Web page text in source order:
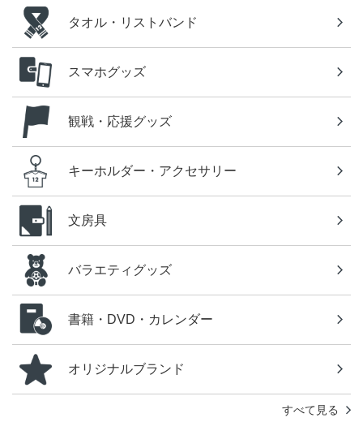
タオル・リストバンド
スマホグッズ
観戦・応援グッズ
キーホルダー・アクセサリー
文房具
バラエティグッズ
書籍・DVD・カレンダー
オリジナルブランド
すべて見る